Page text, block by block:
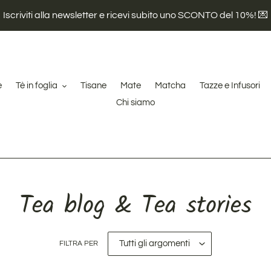
Iscriviti alla newsletter e ricevi subito uno SCONTO del 10%! 💌
Tè in foglia Tisane Mate Matcha Tazze e Infusori
Chi siamo
Tea blog & Tea stories
FILTRA PER